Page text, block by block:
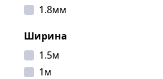
1.8мм
Ширина
1.5м
1м